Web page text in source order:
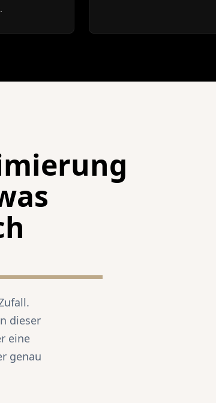
dieser
eine
genau